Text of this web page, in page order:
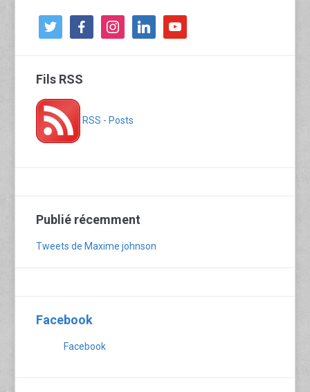
twitter facebookinstagramlinkedin youtube
Fils RSS
RSS - Posts
Publié récemment
Tweets de Maxime johnson
Facebook
Facebook